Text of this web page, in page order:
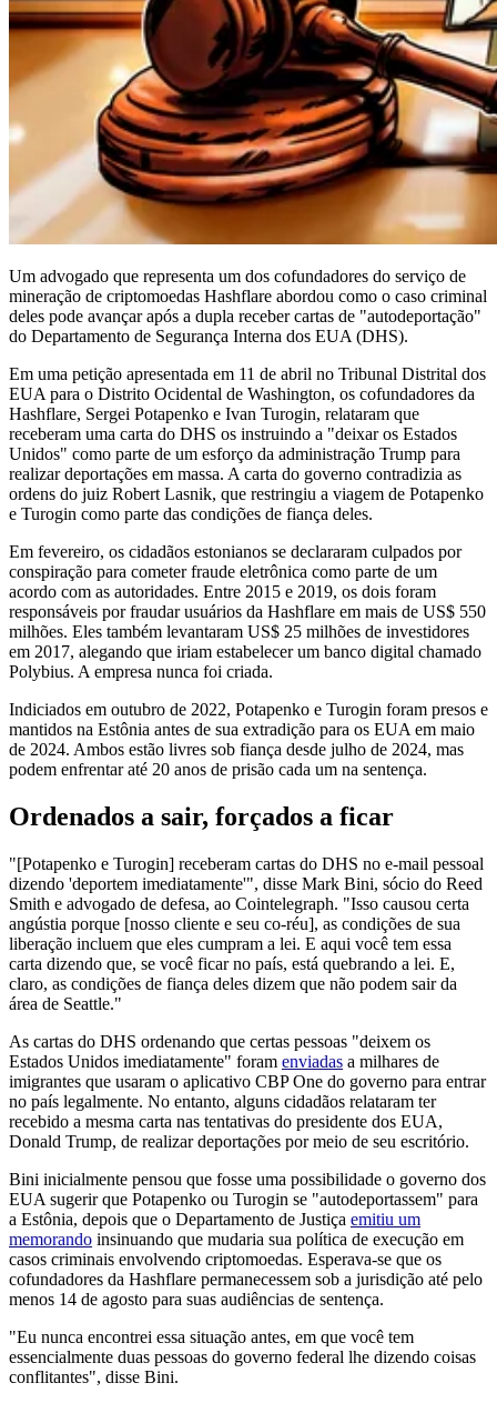
Um advogado que representa um dos cofundadores do serviço de
mineração de criptomoedas Hashflare abordou como o caso criminal
deles pode avançar após a dupla receber cartas de "autodeportação"
do Departamento de Segurança Interna dos EUA (DHS).
Em uma petição apresentada em 11 de abril no Tribunal Distrital dos
EUA para o Distrito Ocidental de Washington, os cofundadores da
Hashflare, Sergei Potapenko e Ivan Turogin, relataram que
receberam uma carta do DHS os instruindo a "deixar os Estados
Unidos" como parte de um esforço da administração Trump para
realizar deportações em massa. A carta do governo contradizia as
ordens do juiz Robert Lasnik, que restringiu a viagem de Potapenko
e Turogin como parte das condições de fiança deles.
Em fevereiro, os cidadãos estonianos se declararam culpados por
conspiração para cometer fraude eletrônica como parte de um
acordo com as autoridades. Entre 2015 e 2019, os dois foram
responsáveis por fraudar usuários da Hashflare em mais de US$ 550
milhões. Eles também levantaram US$ 25 milhões de investidores
em 2017, alegando que iriam estabelecer um banco digital chamado
Polybius. A empresa nunca foi criada.
Indiciados em outubro de 2022, Potapenko e Turogin foram presos e
mantidos na Estônia antes de sua extradição para os EUA em maio
de 2024. Ambos estão livres sob fiança desde julho de 2024, mas
podem enfrentar até 20 anos de prisão cada um na sentença.
Ordenados a sair, forçados a ficar
"[Potapenko e Turogin] receberam cartas do DHS no e-mail pessoal
dizendo 'deportem imediatamente'", disse Mark Bini, sócio do Reed
Smith e advogado de defesa, ao Cointelegraph. "Isso causou certa
angústia porque [nosso cliente e seu co-réu], as condições de sua
liberação incluem que eles cumpram a lei. E aqui você tem essa
carta dizendo que, se você ficar no país, está quebrando a lei. E,
claro, as condições de fiança deles dizem que não podem sair da
área de Seattle."
As cartas do DHS ordenando que certas pessoas "deixem os
Estados Unidos imediatamente" foram enviadas a milhares de
imigrantes que usaram o aplicativo CBP One do governo para entrar
no país legalmente. No entanto, alguns cidadãos relataram ter
recebido a mesma carta nas tentativas do presidente dos EUA,
Donald Trump, de realizar deportações por meio de seu escritório.
Bini inicialmente pensou que fosse uma possibilidade o governo dos
EUA sugerir que Potapenko ou Turogin se "autodeportassem" para
a Estônia, depois que o Departamento de Justiça emitiu um
memorando insinuando que mudaria sua política de execução em
casos criminais envolvendo criptomoedas. Esperava-se que os
cofundadores da Hashflare permanecessem sob a jurisdição até pelo
menos 14 de agosto para suas audiências de sentença.
"Eu nunca encontrei essa situação antes, em que você tem
essencialmente duas pessoas do governo federal lhe dizendo coisas
conflitantes", disse Bini.